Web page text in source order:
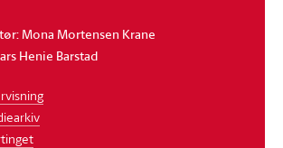
Mona Mortensen Krane
Henie Barstad